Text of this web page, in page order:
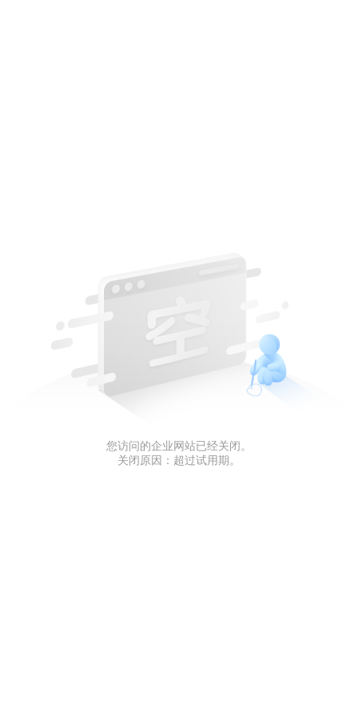
您访问的企业网站已经关闭。
关闭原因：超过试用期。